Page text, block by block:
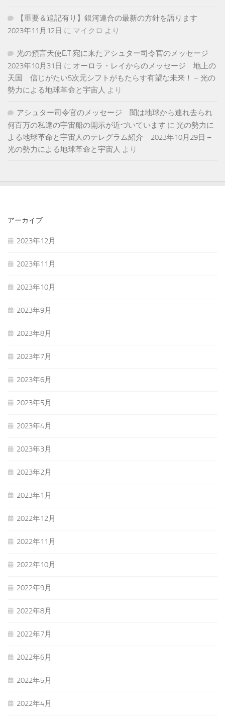
【重要＆追記有り】銀河連合の最新の方針を語ります
2023年11月12日 に マイクロ より
光の預言天使E.T.宛に来たアシュター司令官のメッセージ
2023年10月31日 に オーロラ・レイからのメッセージ 地上の
天国 信じがたい5次元シフトがもたらす有望な未来！ – 光の
勢力による地球革命と宇宙人 より
アシュター司令官のメッセージ 闇は地球から連れ去られ
何百万の私達の宇宙船の開示が近づいています に 光の勢力に
よる地球革命と宇宙人のテレグラム紹介 2023年10月29日 –
光の勢力による地球革命と宇宙人 より
アーカイブ
2023年12月
2023年11月
2023年10月
2023年9月
2023年8月
2023年7月
2023年6月
2023年5月
2023年4月
2023年3月
2023年2月
2023年1月
2022年12月
2022年11月
2022年10月
2022年9月
2022年8月
2022年7月
2022年6月
2022年5月
2022年4月